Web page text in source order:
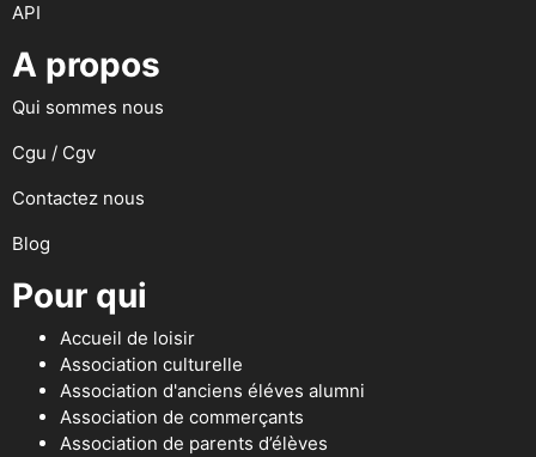
API
A propos
Qui sommes nous
Cgu / Cgv
Contactez nous
Blog
Pour qui
Accueil de loisir
Association culturelle
Association d'anciens éléves alumni
Association de commerçants
Association de parents d’élèves